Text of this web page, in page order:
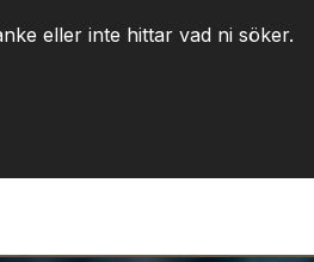
eller inte hittar vad ni söker.